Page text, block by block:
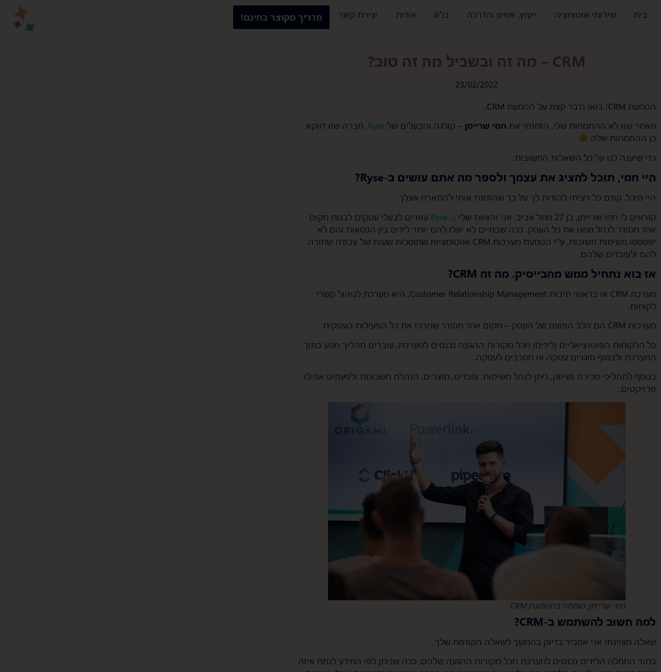
בית שירותי אוטומציה ייעוץ, אפיון והדרכה בלוג אודות יצירת קשר מדריך מקוצר בחינם!
CRM – מה זה ובשביל מה זה טוב?
23/02/2022
הטמעת CRM! בואו נדבר קצת על הטמעת CRM.
מאחר שזו לא ההתמחות שלי, הזמנתי את חמי שריימן – קולגה והבעלים של Ryse, חברה שזו דווקא
כן ההתמחות שלה
כדי שיענה לנו על כל השאלות החשובות.
היי חמי, תוכל להציג את עצמך ולספר מה אתם עושים ב-Ryse?
היי מיכל, קודם כל רציתי להודות לך על כך שהזמנת אותי להתארח אצלך.
קוראים לי חמי שריימן, בן 27 מתל אביב. אני והצוות שלי
ב-Ryse
עוזרים לבעלי עסקים לבנות מקום
אחד מסודר לנהל ממנו את כל העסק. ככה שבחיים לא יפלו להם יותר לידים בין הכסאות והם לא
יפספסו משימות חשובות, ע"י הטמעת מערכות CRM ואוטומציות שחוסכות שעות של עבודה שחורה
להם ולעובדים שלהם.
אז בוא נתחיל ממש מהבייסיק. מה זה CRM?
מערכת CRM או בראשי תיבות Customer Relationship Management, היא מערכת לניהול קשרי
לקוחות.
מערכות CRM הם הלב הפועם של העסק – מקום אחד מסודר שמרכז את כל הפעילות העסקית.
כל הלקוחות הפוטנציאליים (לידים) מכל מקורות ההגעה נכנסים למערכת, עוברים תהליך מסע בתוך
המערכת ולבסוף סוגרים עסקה או מסרבים לעסקה.
בנוסף לתהליכי מכירה ושיווק, ניתן לנהל משימות, עובדים, מוצרים, הנהלת חשבונות ולפעמים אפילו
פרויקטים.
חמי שריימן, מומחה בהטמעת CRM
למה חשוב להשתמש ב-CRM?
שאלה מצוינת! אני אסביר בדיוק בהמשך לשאלה הקודמת שלך.
בתור התחלה הלידים נכנסים למערכת מכל מקורות ההגעה שלהם, ככה שניתן לפי המידע לנתח איזה